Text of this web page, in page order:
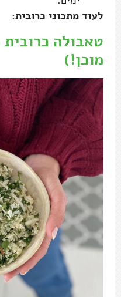
לעוד מתכוני כרובית:
מוכן!)